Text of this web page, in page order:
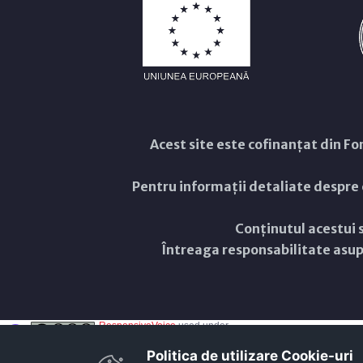
Acest site este cofinanțat din
Pentru informații detaliate despre
Conținutul acestui
Întreaga responsabilitate
ResponsiveVoice used under
Politica de utilizare Cookie-uri‎